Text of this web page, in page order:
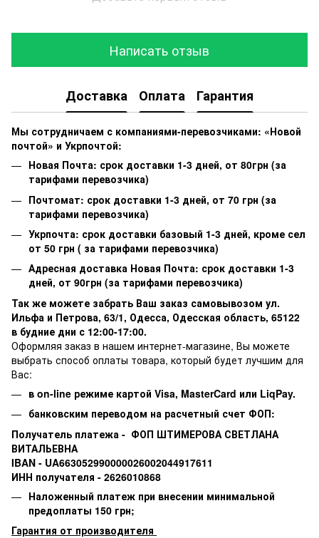
Написать отзыв
Доставка Оплата Гарантия
Мы сотрудничаем с компаниями-перевозчиками: «Новой
почтой» и Укрпочтой:
Новая Почта: срок доставки 1-3 дней, от 80грн (за
тарифами перевозчика)
Почтомат: срок доставки 1-3 дней, от 70 грн (за
тарифами перевозчика)
Укрпочта: срок доставки базовый 1-3 дней, кроме сел
от 50 грн ( за тарифами перевозчика)
Адресная доставка Новая Почта: срок доставки 1-3
дней, от 90грн (за тарифами перевозчика)
Так же можете забрать Ваш заказ самовывозом ул.
Ильфа и Петрова, 63/1, Одесса, Одесская область, 65122
в будние дни с 12:00-17:00.
Оформляя заказ в нашем интернет-магазине, Вы можете
выбрать способ оплаты товара, который будет лучшим для
Вас:
в on-line режиме картой Visa, MasterCard или LiqPay.
банковским переводом на расчетный счет ФОП:
Получатель платежа - ФОП ШТИМЕРОВА СВЕТЛАНА
ВИТАЛЬЕВНА
IBAN - UA663052990000026002044917611
ИНН получателя - 2626010868
Наложенный платеж при внесении минимальной
предоплаты 150 грн;
Гарантия от производителя